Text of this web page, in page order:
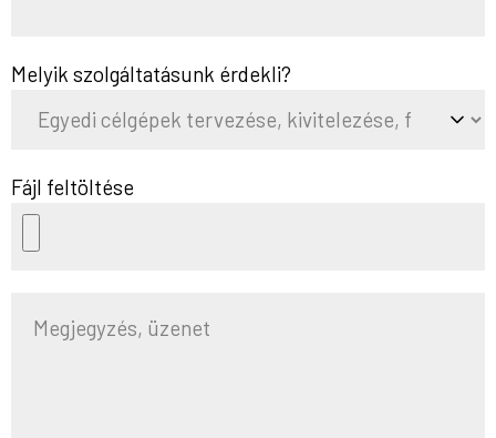
Melyik szolgáltatásunk érdekli?
Fájl feltöltése